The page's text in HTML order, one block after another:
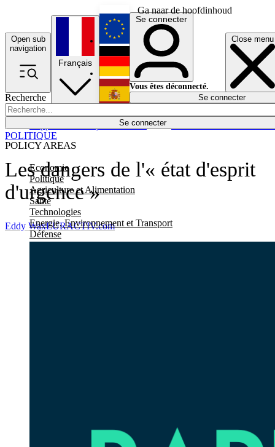
Ga naar de hoofdinhoud
Open sub
navigation
Close menu
Recherche
Se connecter
POLICY AREAS
Economie
Politique
Agriculture et Alimentation
Santé
Technologies
Energie, Environnement et Transport
Défense
Économie
Français
English
Deutsch
Español
Se connecter
Vous êtes déconnecté.
Se connecter
Les dangers de l'« état d'esprit
d'urgence »
POLITIQUE
Eddy WaxEURACTIV.com